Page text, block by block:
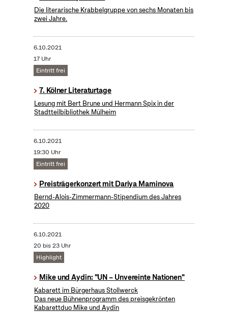
Die literarische Krabbelgruppe von sechs Monaten bis
zwei Jahre.
6.10.2021
17 Uhr
Eintritt frei
7. Kölner Literaturtage
Lesung mit Bert Brune und Hermann Spix in der
Stadtteilbibliothek Mülheim
6.10.2021
19:30 Uhr
Eintritt frei
Preisträgerkonzert mit Dariya Maminova
Bernd-Alois-Zimmermann-Stipendium des Jahres
2020
6.10.2021
20 bis 23 Uhr
Highlight
Mike und Aydin: "UN – Unvereinte Nationen"
Kabarett im Bürgerhaus Stollwerck
Das neue Bühnenprogramm des preisgekrönten
Kabarettduo Mike und Aydin